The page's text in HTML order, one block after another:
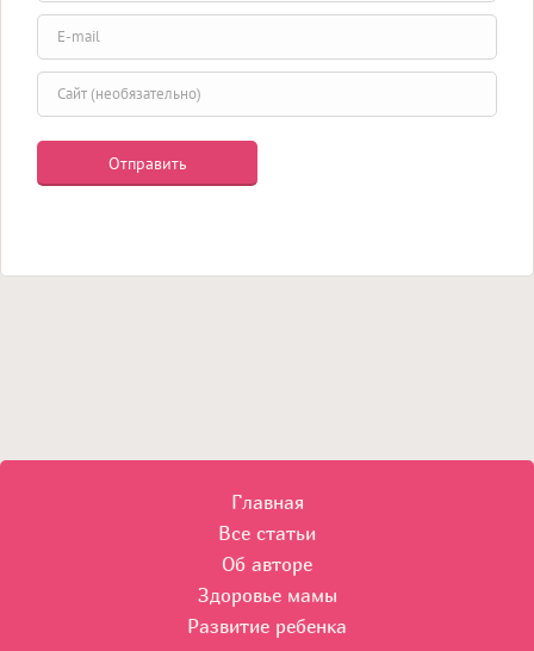
Главная
Все статьи
Об авторе
Здоровье мамы
Развитие ребенка